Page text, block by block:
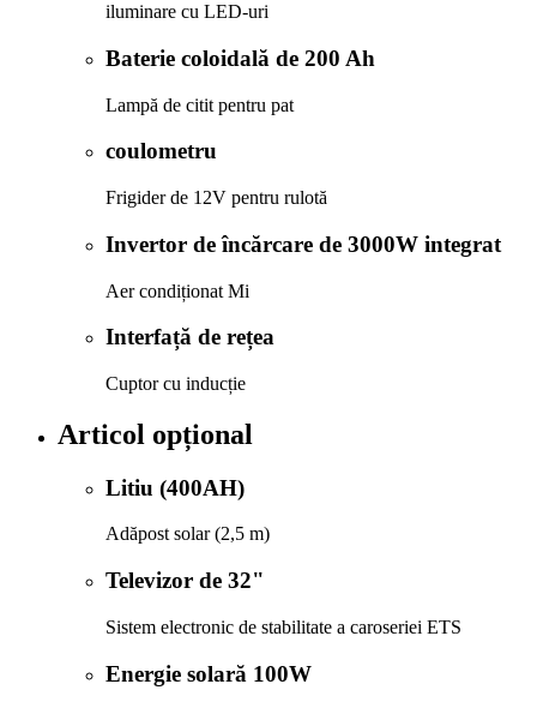
iluminare cu LED-uri
Baterie coloidală de 200 Ah
Lampă de citit pentru pat
coulometru
Frigider de 12V pentru rulotă
Invertor de încărcare de 3000W integrat
Aer condiționat Mi
Interfață de rețea
Cuptor cu inducție
Articol opțional
Litiu (400AH)
Adăpost solar (2,5 m)
Televizor de 32"
Sistem electronic de stabilitate a caroseriei ETS
Energie solară 100W